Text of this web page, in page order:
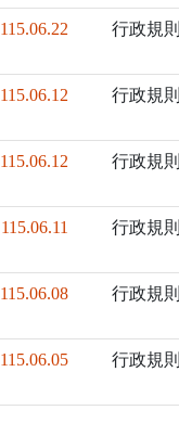
115.06.22 行政規則
115.06.12 行政規則
115.06.12 行政規則
115.06.11 行政規則
115.06.08 行政規則
115.06.05 行政規則